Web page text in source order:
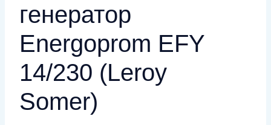
генератор
Energoprom EFY
14/230 (Leroy
Somer)